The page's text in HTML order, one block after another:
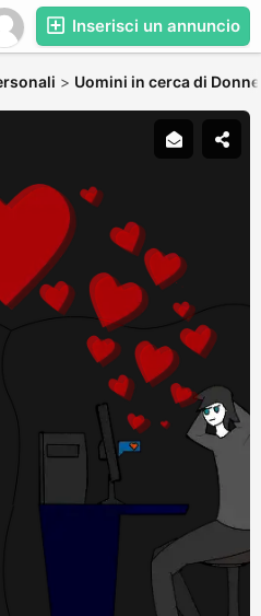
Inserisci un annuncio
> Uomini in cerca di Donne